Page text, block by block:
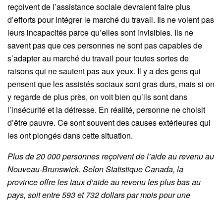
reçoivent de l’assistance sociale devraient faire plus
d’efforts pour intégrer le marché du travail. Ils ne voient pas
leurs incapacités parce qu’elles sont invisibles. Ils ne
savent pas que ces personnes ne sont pas capables de
s’adapter au marché du travail pour toutes sortes de
raisons qui ne sautent pas aux yeux. Il y a des gens qui
pensent que les assistés sociaux sont gras durs, mais si on
y regarde de plus près, on voit bien qu’ils sont dans
l’insécurité et la détresse. En réalité, personne ne choisit
d’être pauvre. Ce sont souvent des causes extérieures qui
les ont plongés dans cette situation.
Plus de 20 000 personnes reçoivent de l’aide au revenu au
Nouveau-Brunswick. Selon Statistique Canada, la
province offre les taux d’aide au revenu les plus bas au
pays, soit entre 593 et 732 dollars par mois pour une